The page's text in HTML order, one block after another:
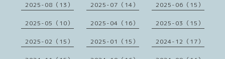
2025-08（13） 2025-07（14） 2025-06（15）
2025-05（10） 2025-04（16） 2025-03（15）
2025-02（15） 2025-01（15） 2024-12（17）